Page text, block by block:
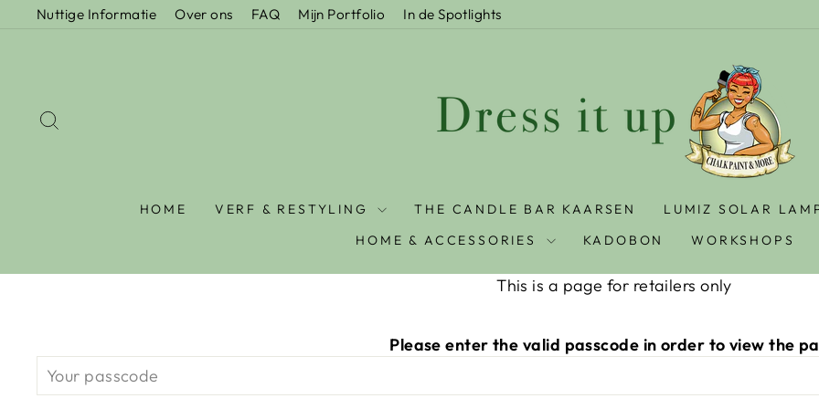
Nuttige Informatie Over ons FAQ Mijn Portfolio In de Spotlights
HOME VERF & RESTYLING THE CANDLE BAR KAARSEN LUMIZ SOLAR
HOME & ACCESSORIES
KADOBON WORKSHOPS
This is a page for retailers only
Please enter the valid passcode in order to view the